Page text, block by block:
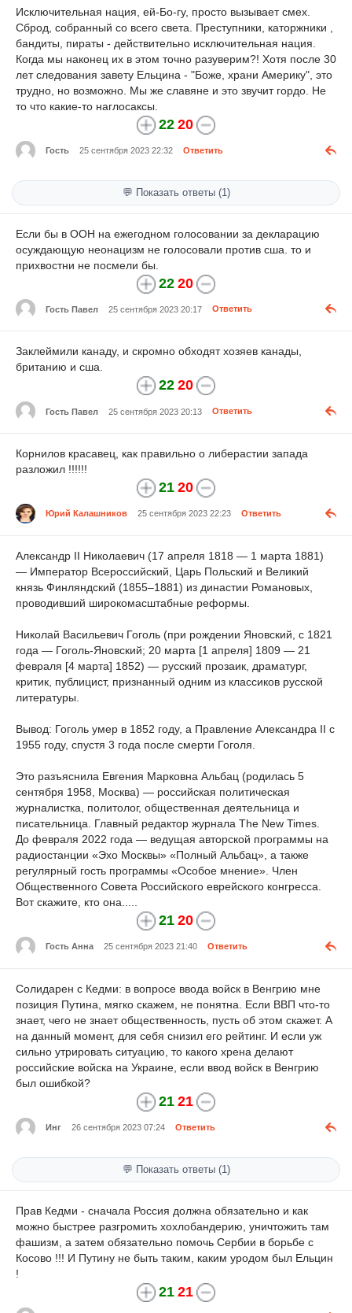
Исключительная нация, ей-Бо-гу, просто вызывает смех.
Сброд, собранный со всего света. Преступники, каторжники ,
бандиты, пираты - действительно исключительная нация.
Когда мы наконец их в этом точно разуверим?! Хотя после 30
лет следования завету Ельцина - "Боже, храни Америку", это
трудно, но возможно. Мы же славяне и это звучит гордо. Не
то что какие-то наглосаксы.
22 20
Гость 25 сентября 2023 22:32 Ответить
💬 Показать ответы (1)
Если бы в ООН на ежегодном голосовании за декларацию
осуждающую неонацизм не голосовали против сша. то и
прихвостни не посмели бы.
22 20
Гость Павел 25 сентября 2023 20:17 Ответить
Заклеймили канаду, и скромно обходят хозяев канады,
британию и сша.
22 20
Гость Павел 25 сентября 2023 20:13 Ответить
Корнилов красавец, как правильно о либерастии запада
разложил !!!!!!
21 20
Юрий Калашников 25 сентября 2023 22:23 Ответить
Александр II Николаевич (17 апреля 1818 — 1 марта 1881)
— Император Всероссийский, Царь Польский и Великий
князь Финляндский (1855–1881) из династии Романовых,
проводивший широкомасштабные реформы.
Николай Васильевич Гоголь (при рождении Яновский, с 1821
года — Гоголь-Яновский; 20 марта [1 апреля] 1809 — 21
февраля [4 марта] 1852) — русский прозаик, драматург,
критик, публицист, признанный одним из классиков русской
литературы.
Вывод: Гоголь умер в 1852 году, а Правление Александра II с
1955 году, спустя 3 года после смерти Гоголя.
Это разъяснила Евгения Марковна Альбац (родилась 5
сентября 1958, Москва) — российская политическая
журналистка, политолог, общественная деятельница и
писательница. Главный редактор журнала The New Times.
До февраля 2022 года — ведущая авторской программы на
радиостанции «Эхо Москвы» «Полный Альбац», а также
регулярный гость программы «Особое мнение». Член
Общественного Совета Российского еврейского конгресса.
Вот скажите, кто она.....
21 20
Гость Анна 25 сентября 2023 21:40 Ответить
Солидарен с Кедми: в вопросе ввода войск в Венгрию мне
позиция Путина, мягко скажем, не понятна. Если ВВП что-то
знает, чего не знает общественность, пусть об этом скажет. А
на данный момент, для себя снизил его рейтинг. И если уж
сильно утрировать ситуацию, то какого хрена делают
российские войска на Украине, если ввод войск в Венгрию
был ошибкой?
21 21
Инг 26 сентября 2023 07:24 Ответить
💬 Показать ответы (1)
Прав Кедми - сначала Россия должна обязательно и как
можно быстрее разгромить хохлобандерию, уничтожить там
фашизм, а затем обязательно помочь Сербии в борьбе с
Косово !!! И Путину не быть таким, каким уродом был Ельцин
!
21 21